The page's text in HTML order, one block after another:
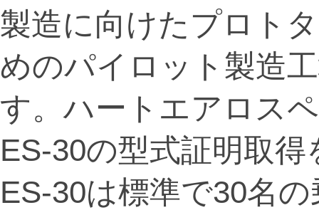
製造に向けたプロト
めのパイロット製造
す。ハートエアロス
ES-30の型式証明取
ES-30は標準で30名